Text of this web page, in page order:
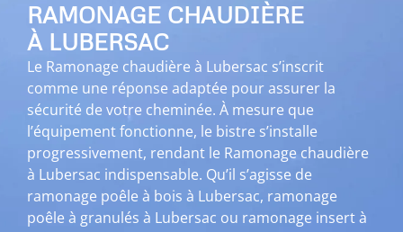
RAMONAGE CHAUDIÈRE
À LUBERSAC
Le Ramonage chaudière à Lubersac s’inscrit
comme une réponse adaptée pour assurer la
sécurité de votre cheminée. À mesure que
l’équipement fonctionne, le bistre s’installe
progressivement, rendant le Ramonage chaudière
à Lubersac indispensable. Qu’il s’agisse de
ramonage poêle à bois à Lubersac, ramonage
poêle à granulés à Lubersac ou ramonage insert à